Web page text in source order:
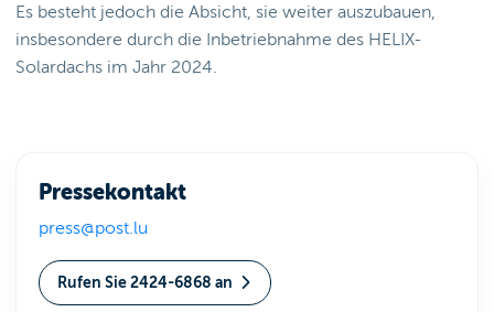
Es besteht jedoch die Absicht, sie weiter auszubauen,
insbesondere durch die Inbetriebnahme des HELIX-
Solardachs im Jahr 2024.
Pressekontakt
press@post.lu
Rufen Sie 2424-6868 an